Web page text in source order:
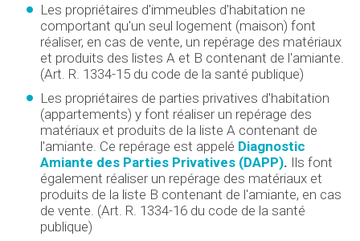
Les propriétaires d'immeubles d'habitation ne
comportant qu'un seul logement (maison) font
réaliser, en cas de vente, un repérage des matériaux
et produits des listes A et B contenant de l'amiante.
(Art. R. 1334-15 du code de la santé publique)
Les propriétaires de parties privatives d'habitation
(appartements) y font réaliser un repérage des
matériaux et produits de la liste A contenant de
l'amiante. Ce repérage est appelé Diagnostic
Amiante des Parties Privatives (DAPP). Ils font
également réaliser un repérage des matériaux et
produits de la liste B contenant de l'amiante, en cas
de vente. (Art. R. 1334-16 du code de la santé
publique)